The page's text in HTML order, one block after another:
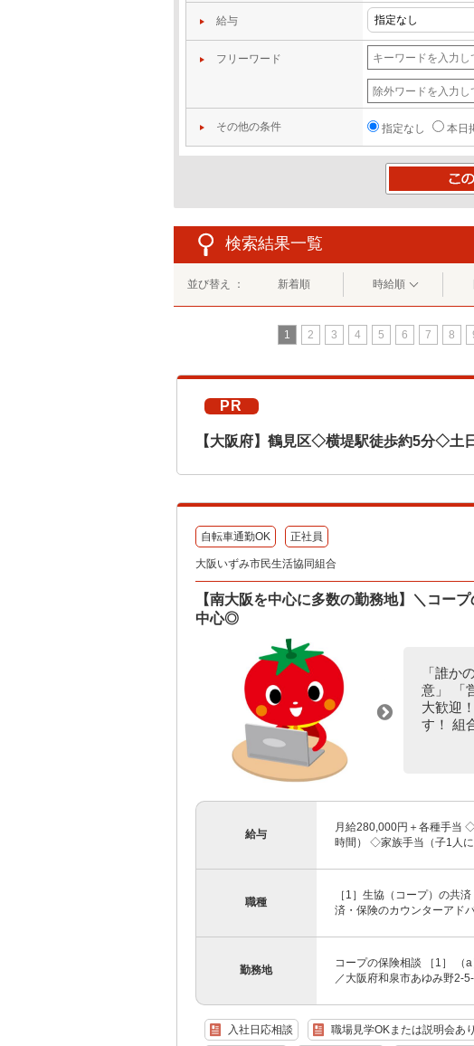
給与
フリーワード
その他の条件 指定なし 本日
検索結果一覧
並び替え ： 新着順 時給順
1 2 3 4 5 6 7 8
PR
【大阪府】鶴見区◇横堤駅徒歩約5分◇土
自転車通勤OK 正社員
大阪いずみ市民生活協同組合
【南大阪を中心に多数の勤務地】＼コー
中心◎
「誰か
意」 「
大歓迎
す！ 組
給与
月給280,000円＋各種手当
時間） ◇家族手当（子1人
職種
［1］生協（コープ）の共
済・保険のカウンターアド
勤務地
コープの保険相談 ［1］ （
／大阪府和泉市あゆみ野2-
入社日応相談 職場見学OKまたは説明会あり